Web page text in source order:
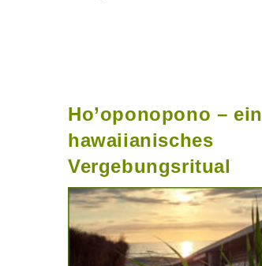
Ho’oponopono – ein
hawaiianisches
Vergebungsritual